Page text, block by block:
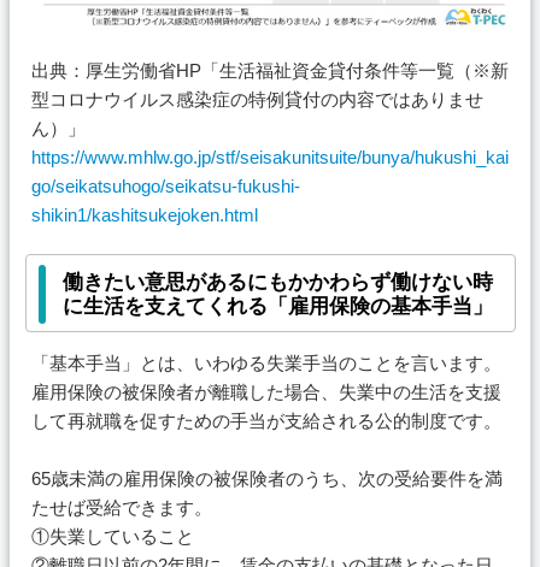
出典：厚生労働省HP「生活福祉資金貸付条件等一覧（※新
型コロナウイルス感染症の特例貸付の内容ではありませ
ん）」
https://www.mhlw.go.jp/stf/seisakunitsuite/bunya/hukushi_kai
go/seikatsuhogo/seikatsu-fukushi-
shikin1/kashitsukejoken.html
働きたい意思があるにもかかわらず働けない時
に生活を支えてくれる「雇用保険の基本手当」
「基本手当」とは、いわゆる失業手当のことを言います。
雇用保険の被保険者が離職した場合、失業中の生活を支援
して再就職を促すための手当が支給される公的制度です。
65歳未満の雇用保険の被保険者のうち、次の受給要件を満
たせば受給できます。
①失業していること